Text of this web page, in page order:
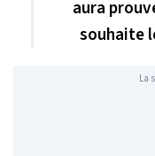
aura
souhaite
La